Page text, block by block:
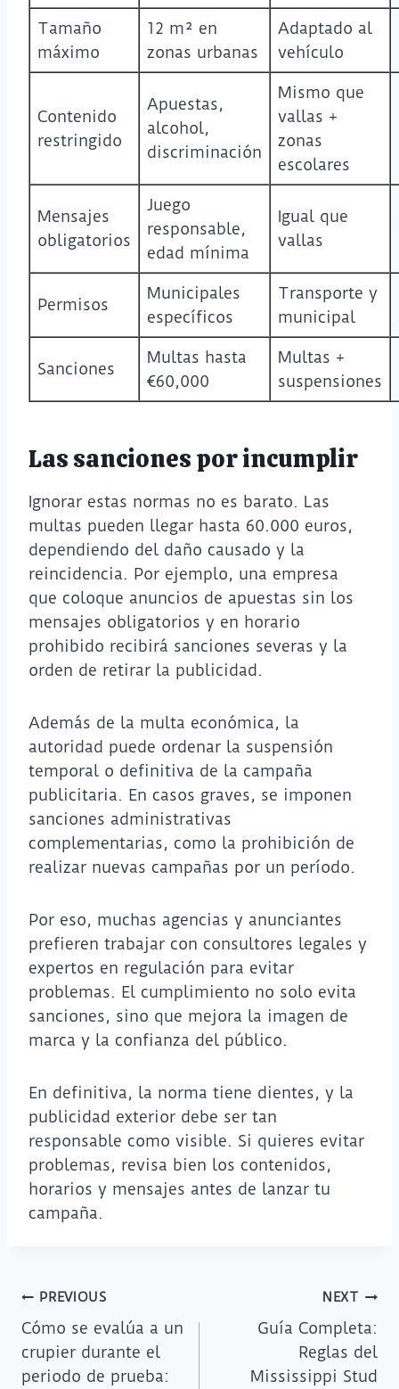
Tamaño
máximo
12 m² en
zonas urbanas
Adaptado al
vehículo
Contenido
restringido
Apuestas,
alcohol,
discriminación
Mismo que
vallas +
zonas
escolares
Mensajes
obligatorios
Juego
responsable,
edad mínima
Igual que
vallas
Permisos
Municipales
específicos
Transporte y
municipal
Sanciones
Multas hasta
€60,000
Multas +
suspensiones
Las sanciones por incumplir
Ignorar estas normas no es barato. Las
multas pueden llegar hasta 60.000 euros,
dependiendo del daño causado y la
reincidencia. Por ejemplo, una empresa
que coloque anuncios de apuestas sin los
mensajes obligatorios y en horario
prohibido recibirá sanciones severas y la
orden de retirar la publicidad.
Además de la multa económica, la
autoridad puede ordenar la suspensión
temporal o definitiva de la campaña
publicitaria. En casos graves, se imponen
sanciones administrativas
complementarias, como la prohibición de
realizar nuevas campañas por un período.
Por eso, muchas agencias y anunciantes
prefieren trabajar con consultores legales y
expertos en regulación para evitar
problemas. El cumplimiento no solo evita
sanciones, sino que mejora la imagen de
marca y la confianza del público.
En definitiva, la norma tiene dientes, y la
publicidad exterior debe ser tan
responsable como visible. Si quieres evitar
problemas, revisa bien los contenidos,
horarios y mensajes antes de lanzar tu
campaña.
PREVIOUS
Cómo se evalúa a un
crupier durante el
periodo de prueba:
NEXT
Guía Completa:
Reglas del
Mississippi Stud